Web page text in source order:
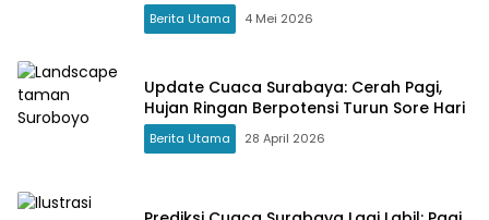
Berita Utama 4 Mei 2026
Update Cuaca Surabaya: Cerah Pagi,
Hujan Ringan Berpotensi Turun Sore Hari
Berita Utama 28 April 2026